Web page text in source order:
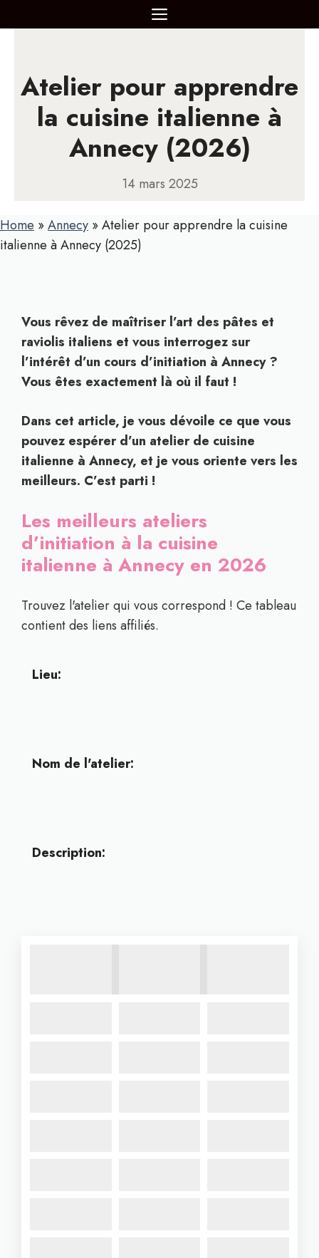
au
MENU
Atelier pour apprendre
la cuisine italienne à
Annecy (2026)
14 mars 2025
Home »Annecy »Atelier pour apprendre la cuisine
italienne à Annecy (2025)
Vous rêvez de maîtriser l’art des pâtes et
raviolis italiens et vous interrogez sur
l’intérêt d’un cours d’initiation à Annecy ?
Vous êtes exactement là où il faut !
Dans cet article, je vous dévoile ce que vous
pouvez espérer d’un atelier de cuisine
italienne à Annecy, et je vous oriente vers les
meilleurs. C’est parti !
Les meilleurs ateliers
d’initiation à la cuisine
italienne à Annecy en 2026
Trouvez l'atelier qui vous correspond ! Ce tableau
contient des liens affiliés.
Lieu:
Nom de l'atelier:
Description: